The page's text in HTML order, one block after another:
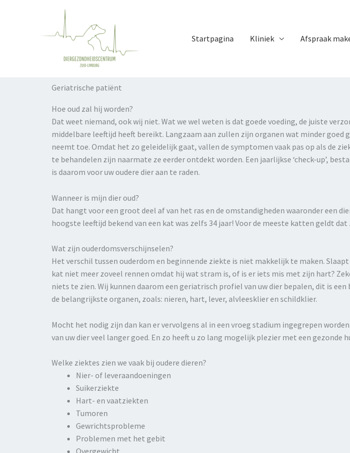
Startpagina Kliniek Afspraak
Geriatrische patiënt
Hoe oud zal hij worden?
Dat weet niemand, ook wij niet. Wat we wel weten is dat goede voeding, de juiste
middelbare leeftijd heeft bereikt. Langzaam aan zullen zijn organen wat minder goed
neemt toe. Omdat het zo geleidelijk gaat, vallen de symptomen vaak pas op als de
te behandelen zijn naarmate ze eerder ontdekt worden. Een jaarlijkse ‘check-up’,
is daarom voor uw oudere dier aan te raden.
Wanneer is mijn dier oud?
Dat hangt voor een groot deel af van het ras en de omstandigheden waaronder een
hoogste leeftijd bekend van een kat was zelfs 34 jaar! Voor de meeste katten geldt dat
Wat zijn ouderdomsverschijnselen?
Het verschil tussen ouderdom en beginnende ziekte is niet makkelijk te maken.
kat niet meer zoveel rennen omdat hij wat stram is, of is er iets mis met zijn hart?
niets te zien. Wij kunnen daarom een geriatrisch profiel van uw dier bepalen, dit is
de belangrijkste organen, zoals: nieren, hart, lever, alvleesklier en schildklier.
Mocht het nodig zijn dan kan er vervolgens al in een vroeg stadium ingegrepen
van uw dier veel langer goed. En zo heeft u zo lang mogelijk plezier met een gezonde
Welke ziektes zien we vaak bij oudere dieren?
Nier- of leveraandoeningen
Suikerziekte
Hart- en vaatziekten
Tumoren
Gewrichtsprobleme
Problemen met het gebit